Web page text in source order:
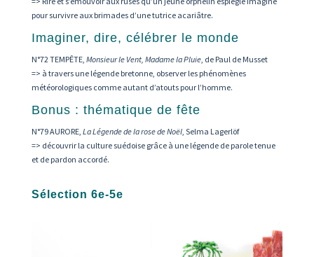
pour survivre aux brimades d’une tutrice acariâtre.
Imaginer, dire, célébrer le monde
N°72 TEMPÊTE, Monsieur le Vent, Madame la Pluie, de Paul de Musset
=> à travers une légende bretonne, observer les phénomènes
météorologiques comme autant d’atouts pour l’homme.
Bonus : thématique de fête
N°79 AURORE, La Légende de la rose de Noël, Selma Lagerlöf
=> découvrir la culture suédoise grâce à une légende de parole tenue
et de pardon accordé.
Sélection 6e-5e